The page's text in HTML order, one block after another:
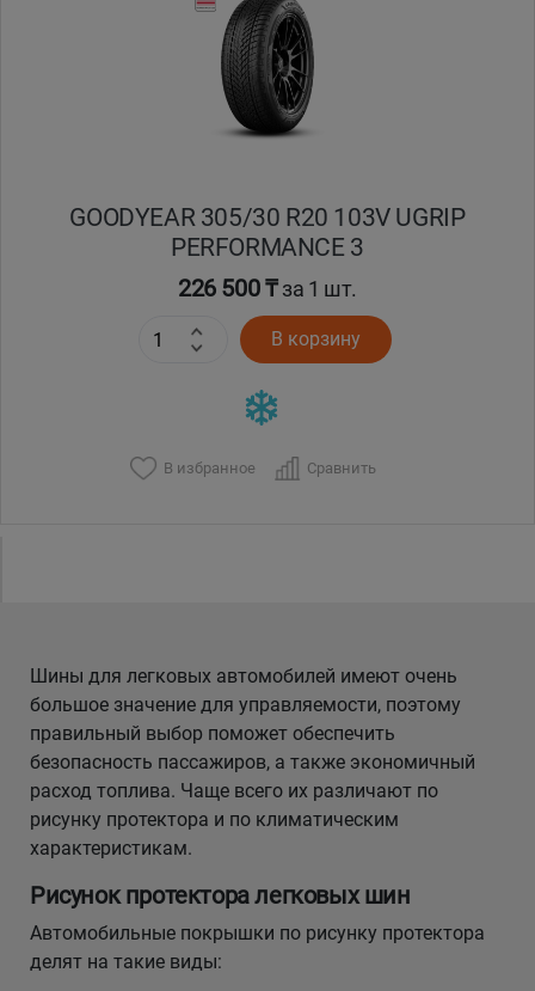
GOODYEAR 305/30 R20 103V UGRIP
PERFORMANCE 3
226 500 ₸за 1 шт.
В корзину
В избранное Сравнить
Шины для легковых автомобилей имеют очень
большое значение для управляемости, поэтому
правильный выбор поможет обеспечить
безопасность пассажиров, а также экономичный
расход топлива. Чаще всего их различают по
рисунку протектора и по климатическим
характеристикам.
Рисунок протектора легковых шин
Автомобильные покрышки по рисунку протектора
делят на такие виды:
Павлодар
Шымкент
Экибастуз
Бишкек